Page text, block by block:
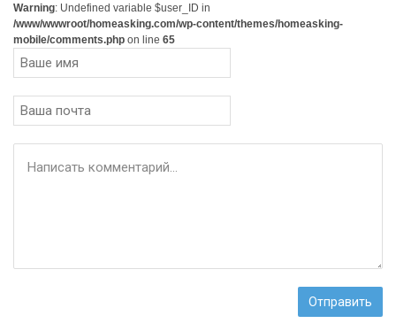
Warning: Undefined variable $user_ID in
/www/wwwroot/homeasking.com/wp-content/themes/homeasking-
mobile/comments.php on line 65